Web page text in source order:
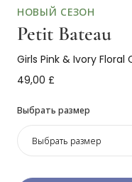
НОВЫЙ СЕЗОН
Petit Bateau
Girls Pink & Ivory
49,00 £
Выбрать размер
Выбрать размер